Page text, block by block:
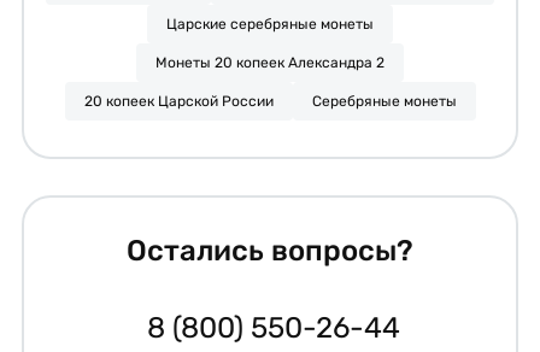
Царские серебряные монеты
Монеты 20 копеек Александра 2
20 копеек Царской России Серебряные монеты
Остались вопросы?
8 (800) 550-26-44